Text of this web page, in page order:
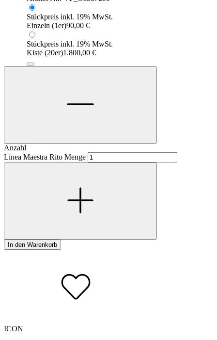
Stückpreis inkl. 19% MwSt.
Einzeln (1er)90,00 €
Stückpreis inkl. 19% MwSt.
Kiste (20er)1.800,00 €
Anzahl
Línea Maestra Rito Menge
In den Warenkorb
ICON